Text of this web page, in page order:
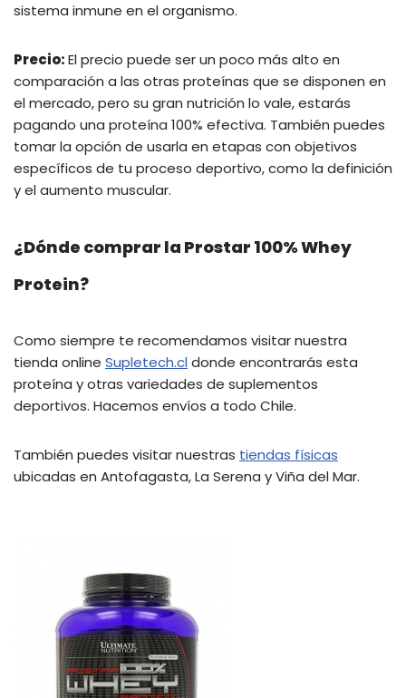
sistema inmune en el organismo.
Precio:El precio puede ser un poco más alto en
comparación a las otras proteínas que se disponen en
el mercado, pero su gran nutrición lo vale, estarás
pagando una proteína 100% efectiva. También puedes
tomar la opción de usarla en etapas con objetivos
específicos de tu proceso deportivo, como la definición
y el aumento muscular.
¿Dónde comprar la Prostar 100% Whey
Protein?
Como siempre te recomendamos visitar nuestra
tienda online Supletech.cl donde encontrarás esta
proteína y otras variedades de suplementos
deportivos. Hacemos envíos a todo Chile.
También puedes visitar nuestras tiendas físicas
ubicadas en Antofagasta, La Serena y Viña del Mar.